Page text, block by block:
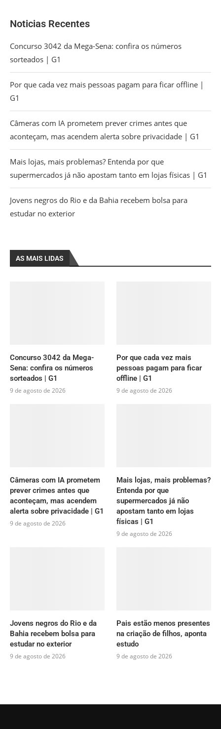
Noticias Recentes
Concurso 3042 da Mega-Sena: confira os números
sorteados | G1
Por que cada vez mais pessoas pagam para ficar offline |
G1
Câmeras com IA prometem prever crimes antes que
aconteçam, mas acendem alerta sobre privacidade | G1
Mais lojas, mais problemas? Entenda por que
supermercados já não apostam tanto em lojas físicas | G1
Jovens negros do Rio e da Bahia recebem bolsa para
estudar no exterior
AS MAIS LIDAS
Concurso 3042 da Mega-
Sena: confira os números
sorteados | G1
9 de agosto de 2026
Por que cada vez mais
pessoas pagam para ficar
offline | G1
9 de agosto de 2026
Câmeras com IA prometem
prever crimes antes que
aconteçam, mas acendem
alerta sobre privacidade | G1
9 de agosto de 2026
Mais lojas, mais problemas?
Entenda por que
supermercados já não
apostam tanto em lojas
físicas | G1
9 de agosto de 2026
Jovens negros do Rio e da
Bahia recebem bolsa para
estudar no exterior
9 de agosto de 2026
Pais estão menos presentes
na criação de filhos, aponta
estudo
9 de agosto de 2026